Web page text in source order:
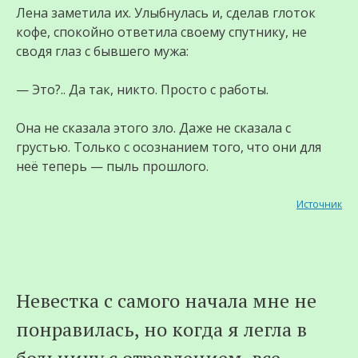
Лена заметила их. Улыбнулась и, сделав глоток
кофе, спокойно ответила своему спутнику, не
сводя глаз с бывшего мужа:
— Это?.. Да так, никто. Просто с работы.
Она не сказала этого зло. Даже не сказала с
грустью. Только с осознанием того, что они для
неё теперь — пыль прошлого.
Источник
Невестка с самого начала мне не
понравилась, но когда я легла в